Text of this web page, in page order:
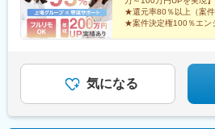
★還元率80％以上（案件
★案件決定権100％エン
気になる